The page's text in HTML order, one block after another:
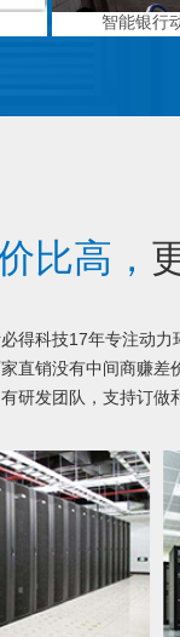
智能银行
比高，
得科技17年专注动
直销没有中间商赚差
研发团队，支持订做